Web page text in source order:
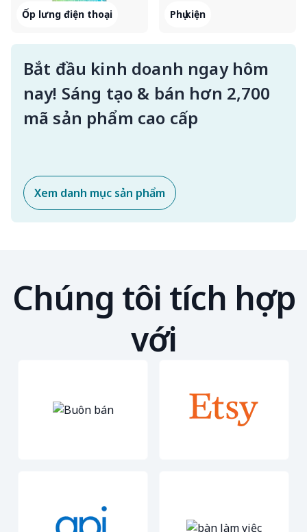
Ốp lưng điện thoại Phụ kiện
Bắt đầu kinh doanh ngay hôm
nay! Sáng tạo & bán hơn 2,700
mã sản phẩm cao cấp
Xem danh mục sản phẩm
Chúng tôi tích hợp
với